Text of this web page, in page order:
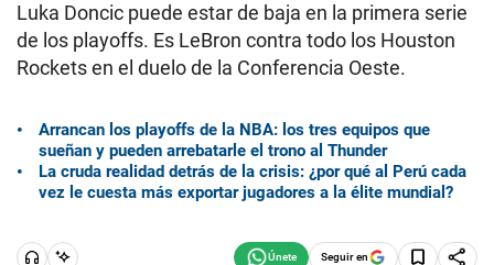
Luka Doncic puede estar de baja en la primera serie
de los playoffs. Es LeBron contra todo los Houston
Rockets en el duelo de la Conferencia Oeste.
Arrancan los playoffs de la NBA: los tres equipos que
sueñan y pueden arrebatarle el trono al Thunder
La cruda realidad detrás de la crisis: ¿por qué al Perú cada
vez le cuesta más exportar jugadores a la élite mundial?
Seguir en